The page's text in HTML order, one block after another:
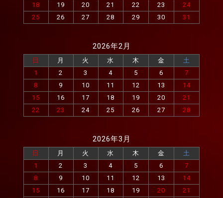
18
19 20 21 22 23
24
25
26 27 28 29 30 31
2026年2月
日 月 火 水 木 金
土
1
2 3 4 5 6
7
8
9 10 11 12 13
14
15
16 17 18 19 20
21
22
23 24 25 26 27 28
2026年3月
日 月 火 水 木 金
土
1
2 3 4 5 6
7
8
9 10 11 12 13
14
15
16 17 18 19 20
21